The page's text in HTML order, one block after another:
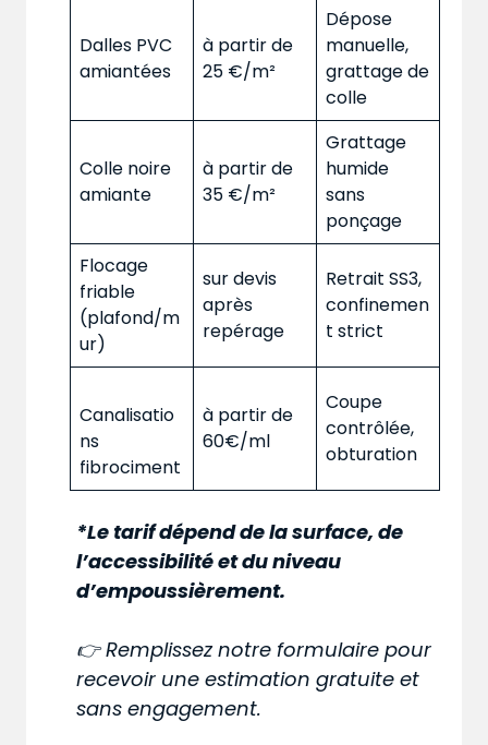
Dalles PVC
amiantées
à partir de
25 €/m²
Dépose
manuelle,
grattage de
colle
Colle noire
amiante
à partir de
35 €/m²
Grattage
humide
sans
ponçage
Flocage
friable
(plafond/m
ur)
sur devis
après
repérage
Retrait SS3,
confinemen
t strict
Canalisatio
ns
fibrociment
à partir de
60€/ml
Coupe
contrôlée,
obturation
*Le tarif dépend de la surface, de
l’accessibilité et du niveau
d’empoussièrement.
👉 Remplissez notre formulaire pour
recevoir une estimation gratuite et
sans engagement.